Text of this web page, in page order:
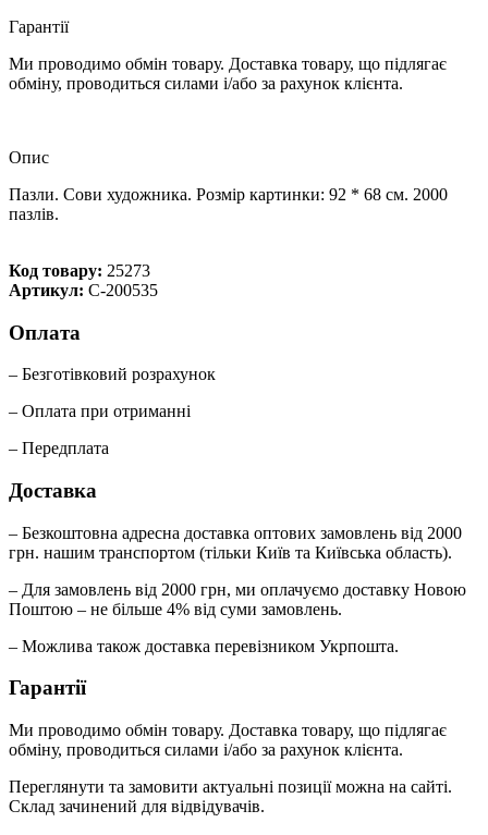
Гарантії
Ми проводимо обмін товару. Доставка товару, що підлягає
обміну, проводиться силами і/або за рахунок клієнта.
Опис
Пазли. Сови художника. Розмір картинки: 92 * 68 см. 2000
пазлів.
Код товару: 25273
Артикул: С-200535
Оплата
– Безготівковий розрахунок
– Оплата при отриманні
– Передплата
Доставка
– Безкоштовна адресна доставка оптових замовлень від 2000
грн. нашим транспортом (тільки Київ та Київська область).
– Для замовлень від 2000 грн, ми оплачуємо доставку Новою
Поштою – не більше 4% від суми замовлень.
– Можлива також доставка перевізником Укрпошта.
Гарантії
Ми проводимо обмін товару. Доставка товару, що підлягає
обміну, проводиться силами і/або за рахунок клієнта.
Переглянути та замовити актуальні позиції можна на сайті.
Склад зачинений для відвідувачів.